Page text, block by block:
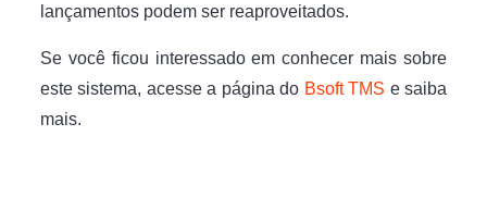
lançamentos podem ser reaproveitados.
Se você ficou interessado em conhecer mais sobre
este sistema, acesse a página do Bsoft TMS e saiba
mais.